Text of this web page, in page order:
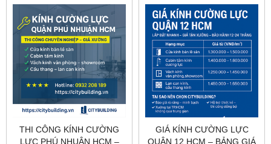
THI CÔNG KÍNH CƯỜNG
LỰC PHÚ NHUẬN HCM –
GIÁ KÍNH CƯỜNG LỰC
QUẬN 12 HCM – BẢNG GIÁ